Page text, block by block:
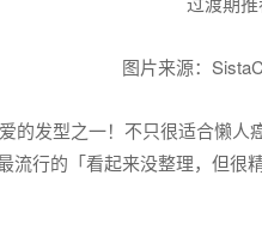
图片来源：
的发型之一！不只很适合懒
行的「看起来没整理，但很